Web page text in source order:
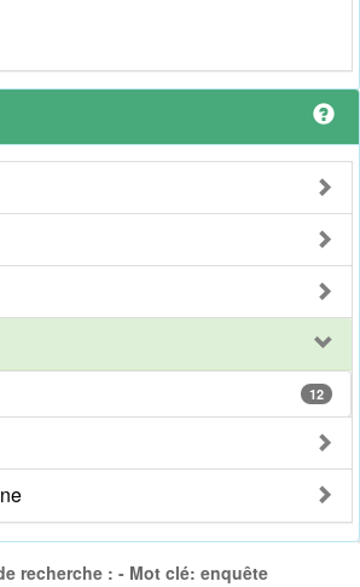
12
recherche : - Mot clé: enquête